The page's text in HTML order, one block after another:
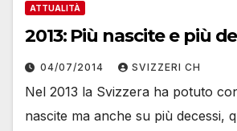
ATTUALITÀ
2013: Più nascite e più
04/07/2014 SVIZZERI CH
Nel 2013 la Svizzera ha potuto
nascite ma anche su più decessi,